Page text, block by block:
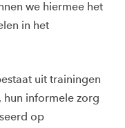
we hiermee het
in het
uit trainingen
informele zorg
op